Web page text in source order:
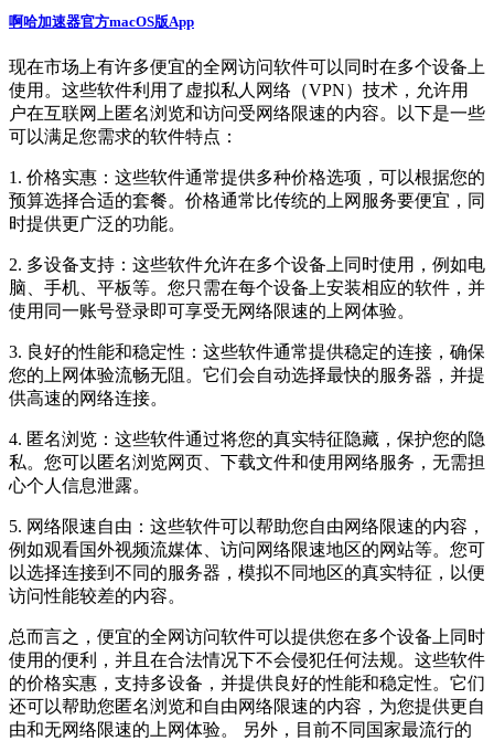
啊哈加速器官方macOS版App
现在市场上有许多便宜的全网访问软件可以同时在多个设备上
使用。这些软件利用了虚拟私人网络（VPN）技术，允许用
户在互联网上匿名浏览和访问受网络限速的内容。以下是一些
可以满足您需求的软件特点：
1. 价格实惠：这些软件通常提供多种价格选项，可以根据您的
预算选择合适的套餐。价格通常比传统的上网服务要便宜，同
时提供更广泛的功能。
2. 多设备支持：这些软件允许在多个设备上同时使用，例如电
脑、手机、平板等。您只需在每个设备上安装相应的软件，并
使用同一账号登录即可享受无网络限速的上网体验。
3. 良好的性能和稳定性：这些软件通常提供稳定的连接，确保
您的上网体验流畅无阻。它们会自动选择最快的服务器，并提
供高速的网络连接。
4. 匿名浏览：这些软件通过将您的真实特征隐藏，保护您的隐
私。您可以匿名浏览网页、下载文件和使用网络服务，无需担
心个人信息泄露。
5. 网络限速自由：这些软件可以帮助您自由网络限速的内容，
例如观看国外视频流媒体、访问网络限速地区的网站等。您可
以选择连接到不同的服务器，模拟不同地区的真实特征，以便
访问性能较差的内容。
总而言之，便宜的全网访问软件可以提供您在多个设备上同时
使用的便利，并且在合法情况下不会侵犯任何法规。这些软件
的价格实惠，支持多设备，并提供良好的性能和稳定性。它们
还可以帮助您匿名浏览和自由网络限速的内容，为您提供更自
由和无网络限速的上网体验。 另外，目前不同国家最流行的